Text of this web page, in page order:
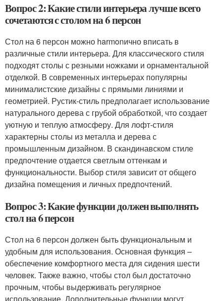
Вопрос 2: Какие стили интерьера лучше всего
сочетаются с столом на 6 персон
Стол на 6 персон можно harmonично вписать в
различные стили интерьера. Для классического стиля
подходят столы с резными ножками и орнаментальной
отделкой. В современных интерьерах популярны
минималистские дизайны с прямыми линиями и
геометрией. Рустик-стиль предполагает использование
натурального дерева с грубой обработкой, что создает
уютную и теплую атмосферу. Для лофт-стиля
характерны столы из металла и дерева с
промышленным дизайном. В скандинавском стиле
предпочтение отдается светлым оттенкам и
функциональности. Выбор стиля зависит от общего
дизайна помещения и личных предпочтений.
Вопрос 3: Какие функции должен выполнять
стол на 6 персон
Стол на 6 персон должен быть функциональным и
удобным для использования. Основная функция –
обеспечение комфортного места для сидения шести
человек. Также важно, чтобы стол был достаточно
прочным, чтобы выдерживать регулярное